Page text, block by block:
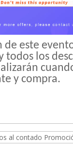
de este
todos los
y compra.
al contado